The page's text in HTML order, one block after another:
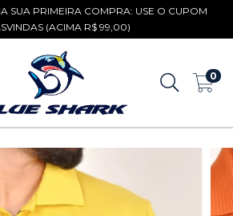
SUA PRIMEIRA COMPRA: USE O CUPOM
(ACIMA R$ 99,00)
0